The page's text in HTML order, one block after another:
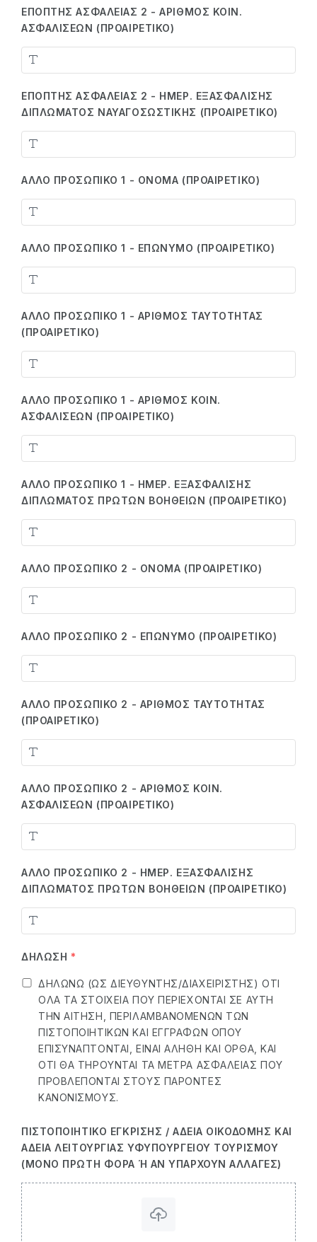
ΕΠΌΠΤΗΣ ΑΣΦΑΛΕΊΑΣ 2 - ΑΡΙΘΜΌΣ ΚΟΙΝ.
ΑΣΦΑΛΊΣΕΩΝ (ΠΡΟΑΙΡΕΤΙΚΌ)
ΕΠΌΠΤΗΣ ΑΣΦΑΛΕΊΑΣ 2 - ΗΜΕΡ. ΕΞΑΣΦΆΛΙΣΗΣ
ΔΙΠΛΏΜΑΤΟΣ ΝΑΥΑΓΟΣΩΣΤΙΚΉΣ (ΠΡΟΑΙΡΕΤΙΚΌ)
ΆΛΛΟ ΠΡΟΣΩΠΙΚΌ 1 - ΌΝΟΜΑ (ΠΡΟΑΙΡΕΤΙΚΌ)
ΆΛΛΟ ΠΡΟΣΩΠΙΚΌ 1 - ΕΠΏΝΥΜΟ (ΠΡΟΑΙΡΕΤΙΚΌ)
ΆΛΛΟ ΠΡΟΣΩΠΙΚΌ 1 - ΑΡΙΘΜΌΣ ΤΑΥΤΌΤΗΤΑΣ
(ΠΡΟΑΙΡΕΤΙΚΌ)
ΆΛΛΟ ΠΡΟΣΩΠΙΚΌ 1 - ΑΡΙΘΜΌΣ ΚΟΙΝ.
ΑΣΦΑΛΊΣΕΩΝ (ΠΡΟΑΙΡΕΤΙΚΌ)
ΆΛΛΟ ΠΡΟΣΩΠΙΚΌ 1 - ΗΜΕΡ. ΕΞΑΣΦΆΛΙΣΗΣ
ΔΙΠΛΏΜΑΤΟΣ ΠΡΏΤΩΝ ΒΟΗΘΕΙΏΝ (ΠΡΟΑΙΡΕΤΙΚΌ)
ΆΛΛΟ ΠΡΟΣΩΠΙΚΌ 2 - ΌΝΟΜΑ (ΠΡΟΑΙΡΕΤΙΚΌ)
ΆΛΛΟ ΠΡΟΣΩΠΙΚΌ 2 - ΕΠΏΝΥΜΟ (ΠΡΟΑΙΡΕΤΙΚΌ)
ΆΛΛΟ ΠΡΟΣΩΠΙΚΌ 2 - ΑΡΙΘΜΌΣ ΤΑΥΤΌΤΗΤΑΣ
(ΠΡΟΑΙΡΕΤΙΚΌ)
ΆΛΛΟ ΠΡΟΣΩΠΙΚΌ 2 - ΑΡΙΘΜΌΣ ΚΟΙΝ.
ΑΣΦΑΛΊΣΕΩΝ (ΠΡΟΑΙΡΕΤΙΚΌ)
ΆΛΛΟ ΠΡΟΣΩΠΙΚΌ 2 - ΗΜΕΡ. ΕΞΑΣΦΆΛΙΣΗΣ
ΔΙΠΛΏΜΑΤΟΣ ΠΡΏΤΩΝ ΒΟΗΘΕΙΏΝ (ΠΡΟΑΙΡΕΤΙΚΌ)
ΔΉΛΩΣΗ *
ΔΗΛΏΝΩ (ΩΣ ΔΙΕΥΘΥΝΤΉΣ/ΔΙΑΧΕΙΡΙΣΤΉΣ) ΌΤΙ
ΌΛΑ ΤΑ ΣΤΟΙΧΕΊΑ ΠΟΥ ΠΕΡΙΈΧΟΝΤΑΙ ΣΕ ΑΥΤΉ
ΤΗΝ ΑΊΤΗΣΗ, ΠΕΡΙΛΑΜΒΑΝΟΜΈΝΩΝ ΤΩΝ
ΠΙΣΤΟΠΟΙΗΤΙΚΏΝ ΚΑΙ ΕΓΓΡΆΦΩΝ ΌΠΟΥ
ΕΠΙΣΥΝΆΠΤΟΝΤΑΙ, ΕΊΝΑΙ ΑΛΗΘΉ ΚΑΙ ΟΡΘΆ, ΚΑΙ
ΌΤΙ ΘΑ ΤΗΡΟΎΝΤΑΙ ΤΑ ΜΈΤΡΑ ΑΣΦΆΛΕΙΑΣ ΠΟΥ
ΠΡΟΒΛΈΠΟΝΤΑΙ ΣΤΟΥΣ ΠΑΡΌΝΤΕΣ
ΚΑΝΟΝΙΣΜΟΎΣ.
ΠΙΣΤΟΠΟΙΗΤΙΚΌ ΈΓΚΡΙΣΗΣ / ΆΔΕΙΑ ΟΙΚΟΔΟΜΉΣ ΚΑΙ
ΆΔΕΙΑ ΛΕΙΤΟΥΡΓΊΑΣ ΥΦΥΠΟΥΡΓΕΊΟΥ ΤΟΥΡΙΣΜΟΎ
(ΜΌΝΟ ΠΡΏΤΗ ΦΟΡΆ Ή ΑΝ ΥΠΆΡΧΟΥΝ ΑΛΛΑΓΈΣ)